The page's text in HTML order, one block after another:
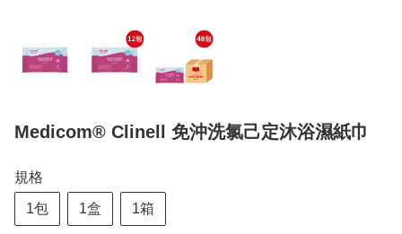
Medicom® Clinell 免沖洗氯己定沐浴濕紙巾
規格
1包 1盒 1箱